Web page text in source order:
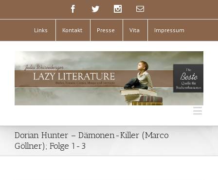
Links Kontakt Presse Vita Impressum
Dorian Hunter – Dämonen-Killer (Marco
Göllner); Folge 1-3